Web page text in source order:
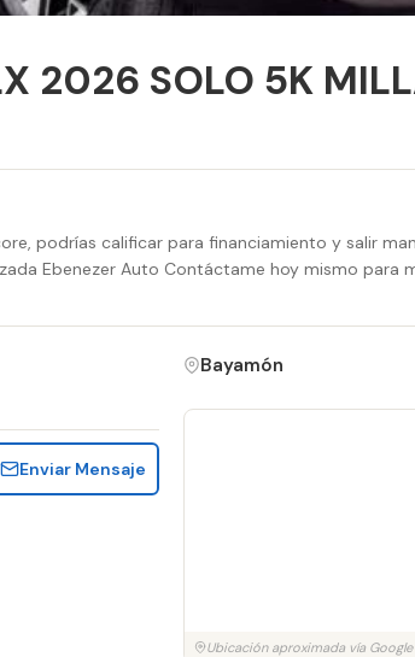
2026 SOLO 5K
podrías calificar para financiamiento y salir
Ebenezer Auto Contáctame hoy mismo para
Enviar Mensaje
Bayamón
Ubicación aproximada vía Google